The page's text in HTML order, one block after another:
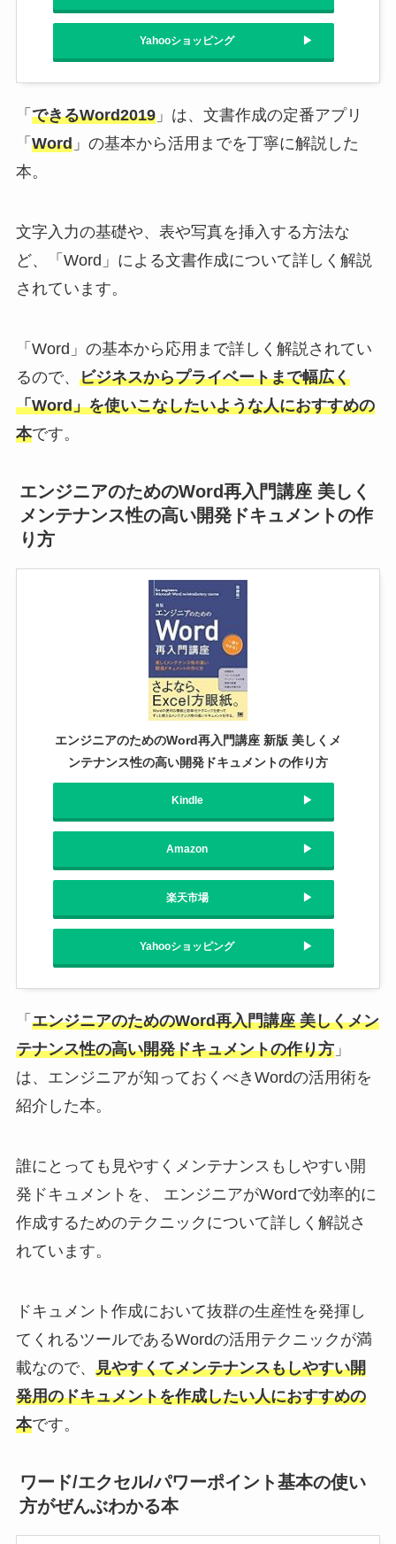
Yahooショッピング
「 できるWord2019」は、文書作成の定番アプリ
「 Word」の基本から活用までを丁寧に解説した
本。
文字入力の基礎や、表や写真を挿入する方法な
ど、「Word」による文書作成について詳しく解説
されています。
「Word」の基本から応用まで詳しく解説されてい
るので、 ビジネスからプライベートまで幅広く
「Word」を使いこなしたいような人におすすめの
本です。
エンジニアのためのWord再入門講座 美しく
メンテナンス性の高い開発ドキュメントの作
り方
エンジニアのためのWord再入門講座 新版 美しくメ
ンテナンス性の高い開発ドキュメントの作り方
Kindle
Amazon
楽天市場
Yahooショッピング
「 エンジニアのためのWord再入門講座 美しくメン
テナンス性の高い開発ドキュメントの作り方」
は、エンジニアが知っておくべきWordの活用術を
紹介した本。
誰にとっても見やすくメンテナンスもしやすい開
発ドキュメントを、 エンジニアがWordで効率的に
作成するためのテクニックについて詳しく解説さ
れています。
ドキュメント作成において抜群の生産性を発揮し
てくれるツールであるWordの活用テクニックが満
載なので、 見やすくてメンテナンスもしやすい開
発用のドキュメントを作成したい人におすすめの
本です。
ワード/エクセル/パワーポイント基本の使い
方がぜんぶわかる本